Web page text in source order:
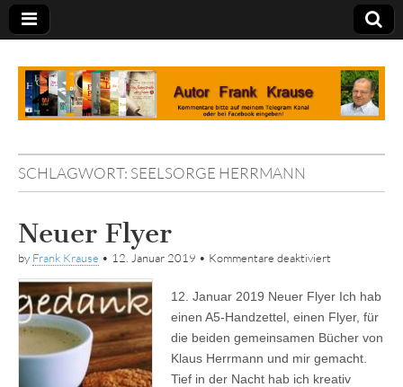
Tagebuch
SCHLAGWORT: SEELSORGE HERRMANN
Neuer Flyer
by Frank Krause • 12. Januar 2019 • Kommentare deaktiviert
12. Januar 2019 Neuer Flyer Ich hab
einen A5-Handzettel, einen Flyer, für
die beiden gemeinsamen Bücher von
Klaus Herrmann und mir gemacht.
Tief in der Nacht hab ich kreativ